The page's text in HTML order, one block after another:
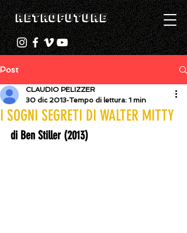
RETROFUTURE
Post
I SOGNI SEGRETI DI WALTER MITTY
CLAUDIO PELIZZER
30 dic 2013 Tempo di lettura: 1 min
di Ben Stiller (2013)